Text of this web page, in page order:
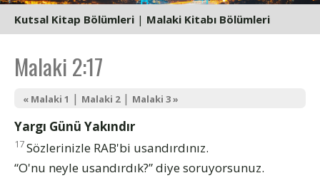
Kutsal Kitap Bölümleri | Malaki Kitabı Bölümleri
Malaki 2:17
« Malaki 1 | Malaki 2| Malaki 3 »
Yargı Günü Yakındır
17Sözlerinizle RAB'bi usandırdınız.
“O'nu neyle usandırdık?” diye soruyorsunuz.